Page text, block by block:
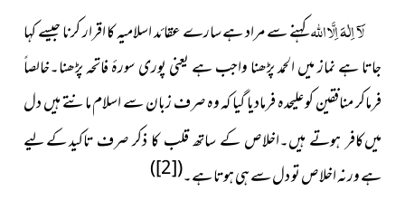
لَآ اِلٰہَ اِلَّا اللہکہنے سے مراد ہے سارے عقائد اسلامیہ کا اقرار کرنا جیسے کہا
جاتا ہے نماز میں الحمد پڑھنا واجب ہے یعنی پوری سورۂ فاتحہ پڑھنا۔خالصاً
فرماکر منافقین کو علیحدہ فرمادیا گیا کہ وہ صرف زبان سے اسلام مانتے ہیں دل
میںکافر ہوتے ہیں۔اخلاص کے ساتھ قلب کا ذکر صرف تاکیدکے لیے
ہے ورنہ اخلاص تو دل سے ہی ہوتا ہے۔(
[2]
)